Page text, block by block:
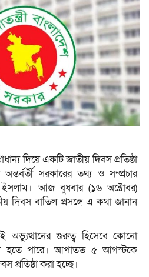
দিয়ে একটি জাতীয় দিবস প্রতিষ্ঠা
সরকারের তথ্য ও সম্প্রচার
ইসলাম। আজ বুধবার (১৬ অক্টোবর)
দিবস বাতিল প্রসঙ্গে এ কথা জানান
অভ্যুত্থানের গুরুত্ব হিসেবে কোনো
হতে পারে। আপাতত ৫ আগস্টকে
প্রতিষ্ঠা করা হচ্ছে।